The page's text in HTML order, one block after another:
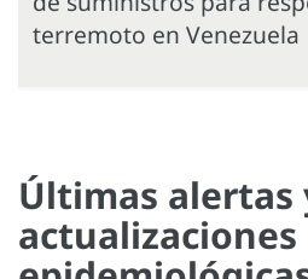
terremoto en Venezuela
Últimas alertas
actualizaciones